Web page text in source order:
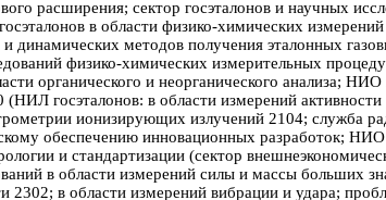
расширения; сектор госэталонов и научных
в области физико-химических
и динамических методов получения эталонных
физико-химических измерительных
органического и неорганического анализа;
госэталонов: в области измерений
ионизирующих излучений 2104; служба
обеспечению инновационных разработок;
и стандартизации (сектор
в области измерений силы и массы больших
2302; в области измерений вибрации и удара;